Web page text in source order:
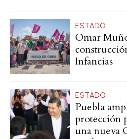
ESTADO
Omar
Infancias
ESTADO
Puebla
protección
una nueva